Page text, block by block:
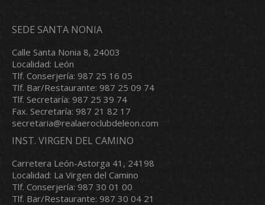
SEDE SANTA NONIA
Calle Santa Nonia 8, 24003
Localidad: León
Tlf. Conserjería: 987 25 16 05
Tlf. Bar/Restaurante: 987 25 09 74
Tlf. Secretaría: 987 25 39 74
Fax. Secretaría: 987 21 82 17
secretaria@realaeroclubdeleon.com
INST. VIRGEN DEL CAMINO
Carretera León-Astorga 41, 24198
Localidad: La Virgen del Camino
Tlf. Conserjería: 987 30 01 00
Tlf. Bar/Restaurante: 987 30 04 21